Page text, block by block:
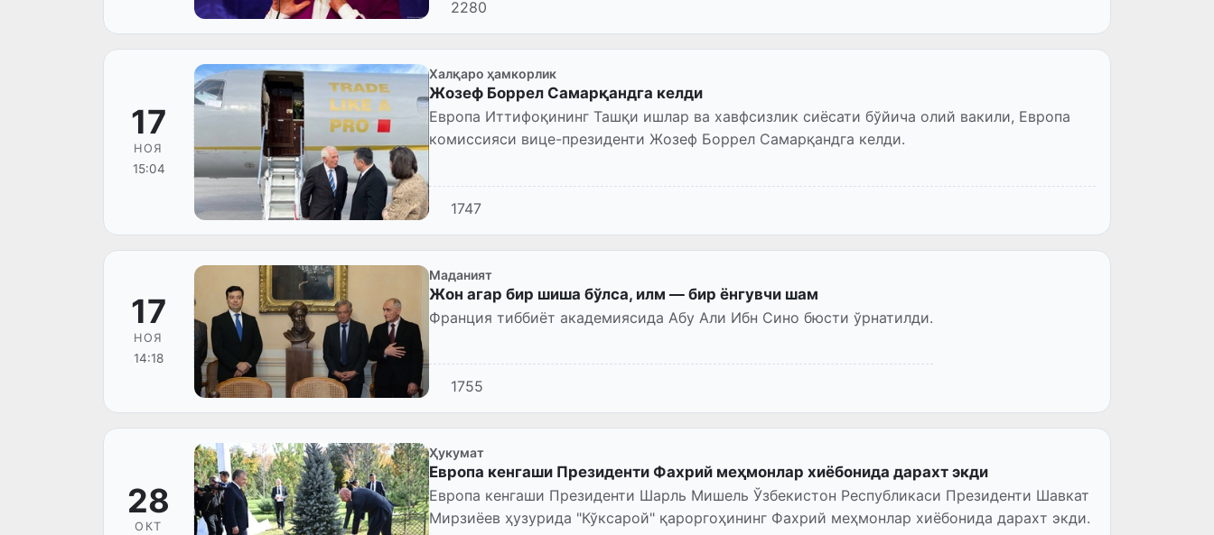
2280
17
НОЯ
15:04
Халқаро ҳамкорлик
Жозеф Боррел Самарқандга келди
Европа Иттифоқининг Ташқи ишлар ва хавфсизлик сиёсати бўйича олий вакили, Европа
комиссияси вице-президенти Жозеф Боррел Самарқандга келди.
1747
17
НОЯ
14:18
Маданият
Жон агар бир шиша бўлса, илм — бир ёнгувчи шам
Франция тиббиёт академиясида Абу Али Ибн Сино бюсти ўрнатилди.
1755
28
ОКТ
Ҳукумат
Европа кенгаши Президенти Фахрий меҳмонлар хиёбонида дарахт экди
Европа кенгаши Президенти Шарль Мишель Ўзбекистон Республикаси Президенти Шавкат
Мирзиёев ҳузурида "Кўксарой" қароргоҳининг Фахрий меҳмонлар хиёбонида дарахт экди.